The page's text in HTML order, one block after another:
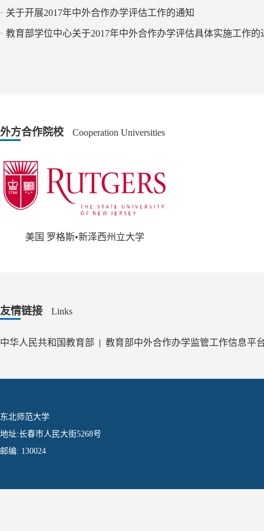
关于开展2017年中外合作办学评估工作的通知
教育部学位中心关于2017年中外合作办学评估具体实施工作的
外方合作院校 Cooperation Universities
美国 罗格斯•新泽西州立大学
友情链接 Links
中华人民共和国教育部 | 教育部中外合作办学监管工作信息平
东北师范大学
地址:长春市人民大街5268号
邮编: 130024